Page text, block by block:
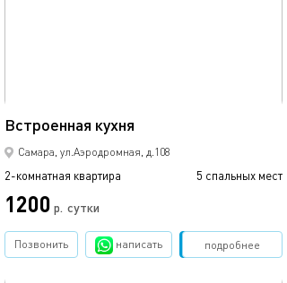
Встроенная кухня
Самара, ул.Аэродромная, д.108
2-комнатная квартира 5 спальных мест
1200 р. сутки
подробнее
Позвонить написать Забронировать